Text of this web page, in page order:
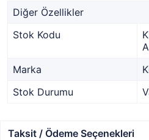
Diğer Özellikler
Stok Kodu
Marka
Stok Durumu
Taksit / Ödeme Seçenekleri